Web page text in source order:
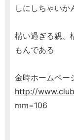
しにしちゃいか
構い過ぎる親、
もんである
金時ホームペー
http://
mm=106